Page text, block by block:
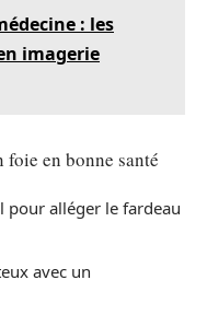
: les
imagerie
foie en bonne santé
pour alléger le fardeau
avec un